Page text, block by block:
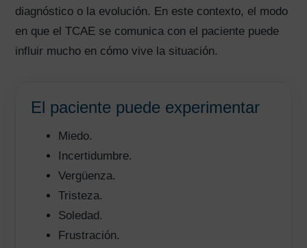
diagnóstico o la evolución. En este contexto, el modo
en que el TCAE se comunica con el paciente puede
influir mucho en cómo vive la situación.
El paciente puede experimentar
Miedo.
Incertidumbre.
Vergüenza.
Tristeza.
Soledad.
Frustración.